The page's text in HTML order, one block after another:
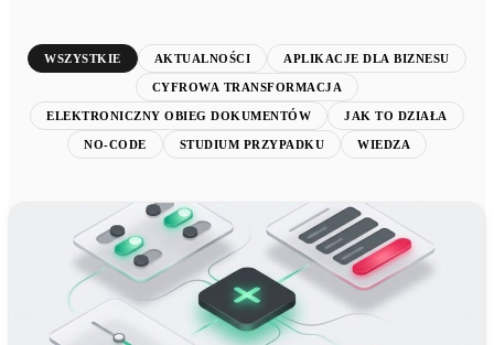
WSZYSTKIE AKTUALNOŚCI APLIKACJE DLA BIZNESU
CYFROWA TRANSFORMACJA
ELEKTRONICZNY OBIEG DOKUMENTÓW JAK TO DZIAŁA
NO-CODE STUDIUM PRZYPADKU WIEDZA